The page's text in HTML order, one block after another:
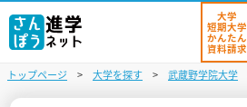
大学
短期大学
かんたん
資料請求
トップページ 大学を探す 武蔵野学院大学